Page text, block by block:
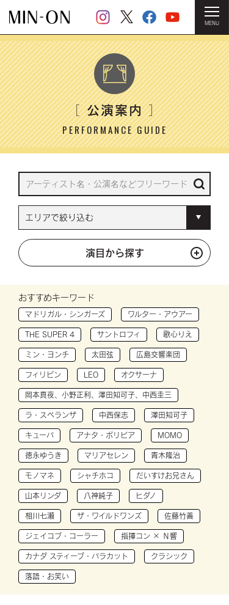
MENU
HOME ＞ 公演案内
［公演案内］
PERFORMANCE GUIDE
演目から探す
おすすめキーワード
マドリガル・シンガーズ ワルター・アウアー
THE SUPER 4 サントロフィ 歌心りえ
ミン・ヨンチ 太田弦 広島交響楽団
フィリピン LEO オクサーナ
岡本真夜、小野正利、澤田知可子、中西圭三
ラ・スペランザ 中西保志 澤田知可子
キューバ アナタ・ボリビア MOMO
徳永ゆうき マリアセレン 青木隆治
モノマネ シャチホコ だいすけお兄さん
山本リンダ 八神純子 ヒダノ
相川七瀬 ザ・ワイルドワンズ 佐藤竹善
ジェイコブ・コーラー 指揮コン × Ｎ響
カナダ スティーブ・バラカット クラシック
落語・お笑い